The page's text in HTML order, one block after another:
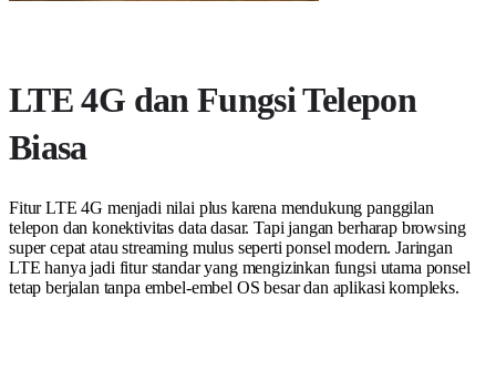
LTE 4G dan Fungsi Telepon
Biasa
Fitur LTE 4G menjadi nilai plus karena mendukung panggilan
telepon dan konektivitas data dasar. Tapi jangan berharap browsing
super cepat atau streaming mulus seperti ponsel modern. Jaringan
LTE hanya jadi fitur standar yang mengizinkan fungsi utama ponsel
tetap berjalan tanpa embel-embel OS besar dan aplikasi kompleks.